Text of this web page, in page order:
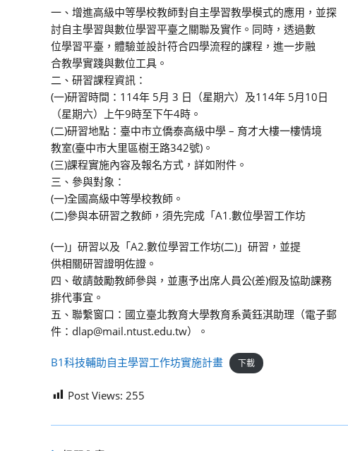
一、增進高級中等學校教師對自主學習教學模式的應用，並探
討自主學習與數位學習平臺之關聯及實作。同時，透過數
位學習平臺，體驗並設計符合四學流程的課程，進一步融
合教學實踐與數位工具。
二、研習課程資訊：
(一)研習時間：114年 5月 3 日（星期六）及114年 5月10日
（星期六）上午9時至下午4時。
(二)研習地點：臺中市立僑泰高級中學 – 育才大樓一樓情境
教室(臺中市大里區樹王路342號)。
(三)課程實施內容及報名方式，詳如附件。
三、參與對象：
(一)全國高級中等學校教師。
(二)參與本研習之教師，須先完成「A1.數位學習工作坊
(一)」研習以及「A2.數位學習工作坊(二)」研習，並提
供相關研習證明佐證。
四、敬請鼓勵教師參與，並惠予出席人員公(差)假及協助課務
排代事宜。
五、聯繫窗口：國立臺北教育大學教育系黃鈺淇助理（電子郵
件：dlap@mail.ntust.edu.tw）。
B1科技輔助自主學習工作坊實施計畫 下載
Post Views: 255